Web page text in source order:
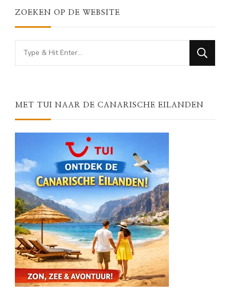
ZOEKEN OP DE WEBSITE
Looking
for
MET TUI NAAR DE CANARISCHE EILANDEN